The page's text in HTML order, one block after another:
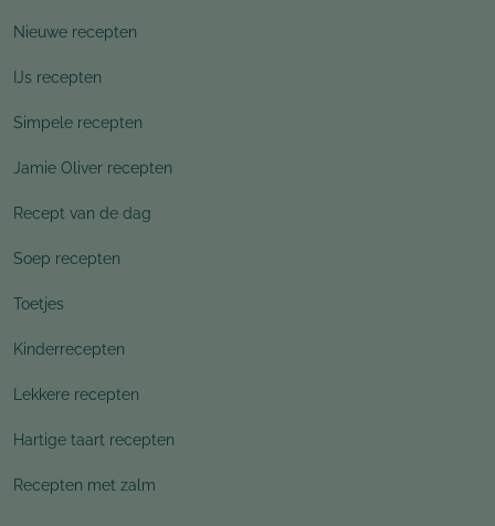
Nieuwe recepten
IJs recepten
Simpele recepten
Jamie Oliver recepten
Recept van de dag
Soep recepten
Toetjes
Kinderrecepten
Lekkere recepten
Hartige taart recepten
Recepten met zalm